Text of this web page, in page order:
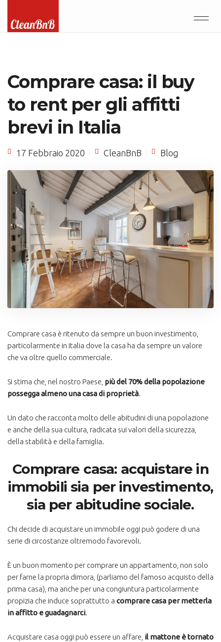
Comprare casa: il buy
to rent per gli affitti
brevi in Italia
17 Febbraio 2020 CleanBnB Blog
Comprare casa è ritenuto da sempre un buon investimento,
particolarmente in Italia dove la casa ha da sempre un valore
che va oltre quello commerciale.
Si stima che, nel nostro Paese, più del 70% della popolazione
possegga almeno una casa di proprietà.
Un dato che racconta molto delle abitudini di una popolazione
e anche della sua cultura, radicata sui valori della sicurezza,
della stabilità e della famiglia.
Comprare casa: acquistare in
immobili sia per investimento,
sia per abitudine sociale.
Chi decide di acquistare un immobile oggi può godere di una
serie di circostanze oltremodo favorevoli.
È un buon momento per comprare un appartamento, non solo
per farne la propria dimora, (parliamo del famoso acquisto della
prima casa), ma anche per una congiuntura particolarmente
propizia che induce soprattutto a comprare casa per metterla
in affitto e guadagnarci.
Acquistare casa oggi può essere un affare, il mattone è tornato